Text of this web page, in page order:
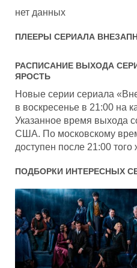
нет данных
ПЛЕЕРЫ СЕРИАЛА
РАСПИСАНИЕ ВЫХОДА
ЯРОСТЬ
Новые серии сериала
в воскресенье в 21:00 на
Указанное время выхода
США. По московскому
доступен после 21:00 того
ПОДБОРКИ ИНТЕРЕСНЫХ